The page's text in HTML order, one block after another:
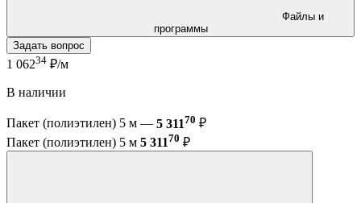
программы
Задать вопрос
1 06234 ₽/м
В наличии
Пакет (полиэтилен) 5 м — 5 31170 ₽
Пакет (полиэтилен) 5 м 5 31170 ₽